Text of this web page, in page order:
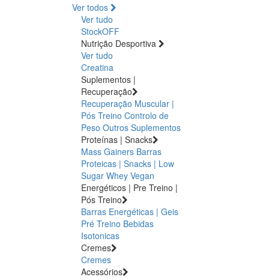
Ver todos
Ver tudo
StockOFF
Nutrição Desportiva
Ver tudo
Creatina
Suplementos |
Recuperação
Recuperação Muscular |
Pós Treino Controlo de
Peso Outros Suplementos
Proteínas | Snacks
Mass Gainers Barras
Proteicas | Snacks | Low
Sugar Whey Vegan
Energéticos | Pre Treino |
Pós Treino
Barras Energéticas | Geis
Pré Treino Bebidas
Isotonicas
Cremes
Cremes
Acessórios